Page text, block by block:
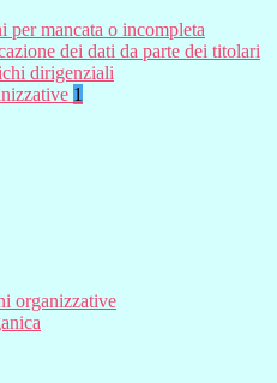
per mancata o incompleta
dei dati da parte dei titolari
dirigenziali
1
organizzative